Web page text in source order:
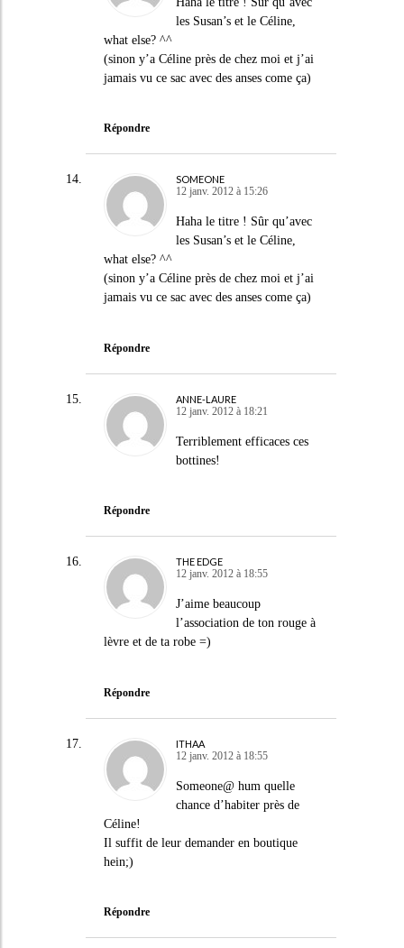
les Susan’s et le Céline,
what else? ^^
(sinon y’a Céline près de chez moi et j’ai
jamais vu ce sac avec des anses come ça)
Répondre
SOMEONE
12 janv. 2012 à 15:26
Haha le titre ! Sûr qu’avec
les Susan’s et le Céline,
what else? ^^
(sinon y’a Céline près de chez moi et j’ai
jamais vu ce sac avec des anses come ça)
Répondre
ANNE-LAURE
12 janv. 2012 à 18:21
Terriblement efficaces ces
bottines!
Répondre
THE EDGE
12 janv. 2012 à 18:55
J’aime beaucoup
l’association de ton rouge à
lèvre et de ta robe =)
Répondre
ITHAA
12 janv. 2012 à 18:55
Someone@ hum quelle
chance d’habiter près de
Céline!
Il suffit de leur demander en boutique
hein;)
Répondre